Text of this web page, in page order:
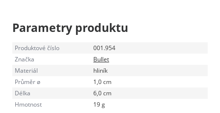
Parametry produktu
Produktové číslo
001.954
Značka
Bullet
Materiál
hliník
Průměr ø
1,0 cm
Délka
6,0 cm
Hmotnost
19 g